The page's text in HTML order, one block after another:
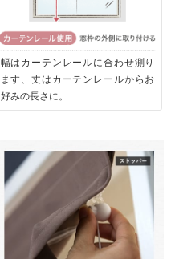
幅はカーテンレールに合わせ測り
ます、丈はカーテンレールからお
好みの長さに。